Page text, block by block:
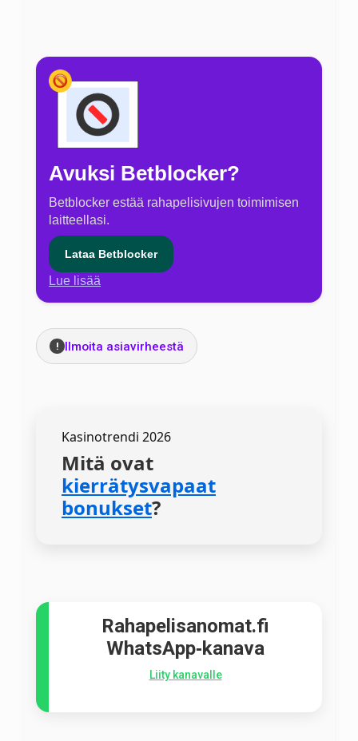
Avuksi Betblocker?
Betblocker estää rahapelisivujen toimimisen
laitteellasi.
Lataa Betblocker
Lue lisää
! Ilmoita asiavirheestä
Kasinotrendi 2026
Mitä ovat
kierrätysvapaat
bonukset?
Rahapelisanomat.fi
WhatsApp‑kanava
Liity kanavalle